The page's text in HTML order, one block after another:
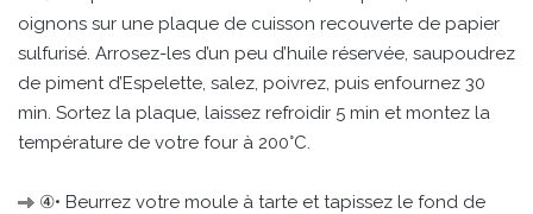
oignons sur une plaque de cuisson recouverte de papier
sulfurisé. Arrosez-les d’un peu d’huile réservée, saupoudrez
de piment d’Espelette, salez, poivrez, puis enfournez 30
min. Sortez la plaque, laissez refroidir 5 min et montez la
température de votre four à 200°C.
④• Beurrez votre moule à tarte et tapissez le fond de